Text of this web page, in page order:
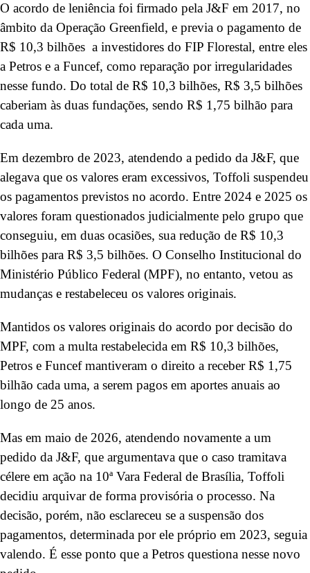
O acordo de leniência foi firmado pela J&F em 2017, no
âmbito da Operação Greenfield, e previa o pagamento de
R$ 10,3 bilhões a investidores do FIP Florestal, entre eles
a Petros e a Funcef, como reparação por irregularidades
nesse fundo. Do total de R$ 10,3 bilhões, R$ 3,5 bilhões
caberiam às duas fundações, sendo R$ 1,75 bilhão para
cada uma.
Em dezembro de 2023, atendendo a pedido da J&F, que
alegava que os valores eram excessivos, Toffoli suspendeu
os pagamentos previstos no acordo. Entre 2024 e 2025 os
valores foram questionados judicialmente pelo grupo que
conseguiu, em duas ocasiões, sua redução de R$ 10,3
bilhões para R$ 3,5 bilhões. O Conselho Institucional do
Ministério Público Federal (MPF), no entanto, vetou as
mudanças e restabeleceu os valores originais.
Mantidos os valores originais do acordo por decisão do
MPF, com a multa restabelecida em R$ 10,3 bilhões,
Petros e Funcef mantiveram o direito a receber R$ 1,75
bilhão cada uma, a serem pagos em aportes anuais ao
longo de 25 anos.
Mas em maio de 2026, atendendo novamente a um
pedido da J&F, que argumentava que o caso tramitava
célere em ação na 10ª Vara Federal de Brasília, Toffoli
decidiu arquivar de forma provisória o processo. Na
decisão, porém, não esclareceu se a suspensão dos
pagamentos, determinada por ele próprio em 2023, seguia
valendo. É esse ponto que a Petros questiona nesse novo